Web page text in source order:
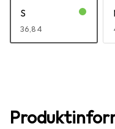
S
EUR
36,84